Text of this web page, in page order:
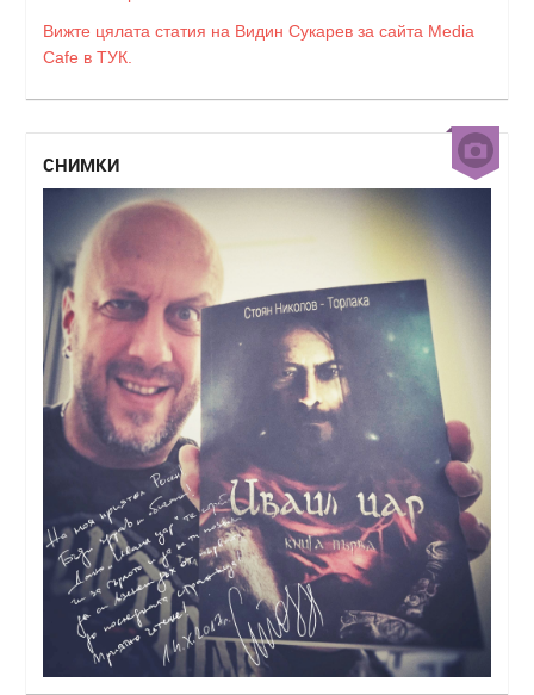
Вижте цялата статия на Видин Сукарев за сайта Media
Cafe в ТУК.
СНИМКИ